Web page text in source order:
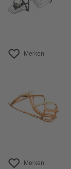
Merken
Merken